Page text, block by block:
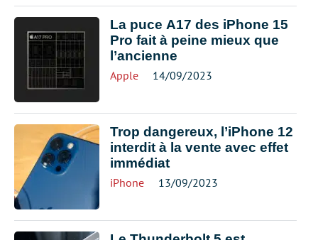
La puce A17 des iPhone 15
Pro fait à peine mieux que
l’ancienne
Apple 14/09/2023
Trop dangereux, l’iPhone 12
interdit à la vente avec effet
immédiat
iPhone 13/09/2023